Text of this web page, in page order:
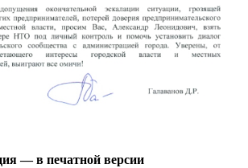
— в печатной версии